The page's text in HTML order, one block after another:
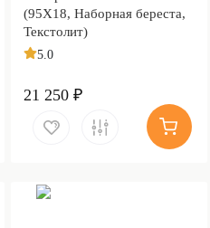
(95Х18, Наборная береста,
Текстолит)
5.0
21 250 ₽